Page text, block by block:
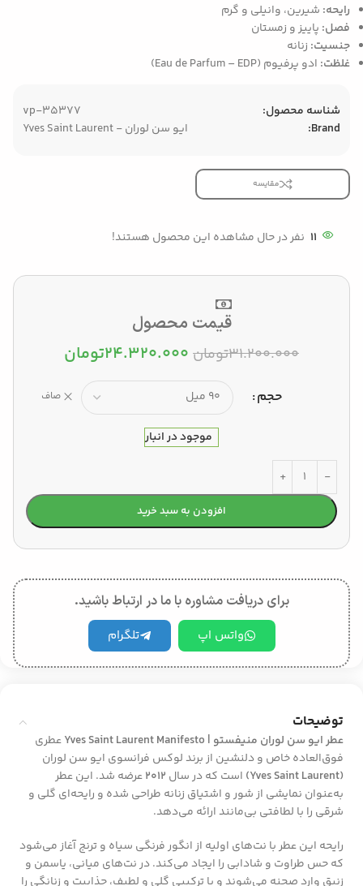
رایحه: شیرین، وانیلی و گرم
فصل: پاییز و زمستان
جنسیت: زنانه
غلظت: ادو پرفیوم (Eau de Parfum – EDP)
شناسه محصول:
vp-35377
Brand:
ایو سن لوران - Yves Saint Laurent
مقایسه
11 نفر در حال مشاهده این محصول هستند!
قیمت محصول
۳۱.۲۰۰.۰۰۰تومان ۲۴.۳۲۰.۰۰۰تومان
حجم صاف
موجود در انبار
افزودن به سبد خرید
برای دریافت مشاوره با ما در ارتباط باشید.
واتس اپ تلگرام
توضیحات
عطر ایو سن لوران منیفستو | Yves Saint Laurent Manifesto
عطری
فوق‌العاده خاص و دلنشین از برند لوکس فرانسوی ایو سن لوران
(Yves Saint Laurent)
است که در سال 2012عرضه شد. این عطر
به‌عنوان نمایشی از شور و اشتیاق زنانه طراحی شده و رایحه‌ای گلی و
شرقی را با لطافتی بی‌مانند ارائه می‌دهد.
رایحه این عطر با نت‌های اولیه از انگور فرنگی سیاه و ترنج آغاز می‌شود
که حس طراوت و شادابی را ایجاد می‌کند. در نت‌های میانی، یاسمن و
زنبق وارد صحنه می‌شوند و با ترکیبی گلی و لطیف، جذابیت و زنانگی را